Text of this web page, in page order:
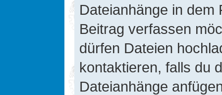
Dateianhänge in dem
Beitrag verfassen
dürfen Dateien
kontaktieren, falls du
Dateianhänge